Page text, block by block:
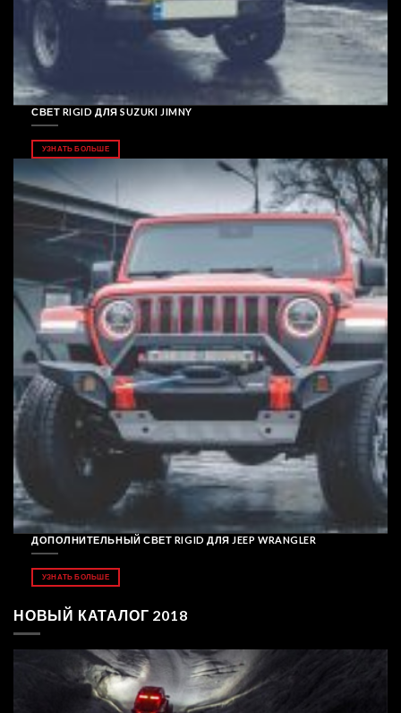
СВЕТ RIGID ДЛЯ SUZUKI JIMNY
УЗНАТЬ БОЛЬШЕ
ДОПОЛНИТЕЛЬНЫЙ СВЕТ RIGID ДЛЯ JEEP WRANGLER
УЗНАТЬ БОЛЬШЕ
НОВЫЙ КАТАЛОГ 2018